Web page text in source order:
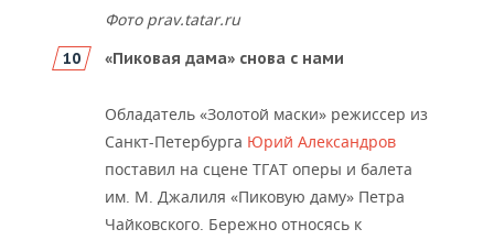
Фото prav.tatar.ru
«Пиковая дама» снова с нами
Обладатель «Золотой маски» режиссер из
Санкт-Петербурга Юрий Александров
поставил на сцене ТГАТ оперы и балета
им. М. Джалиля «Пиковую даму» Петра
Чайковского. Бережно относясь к